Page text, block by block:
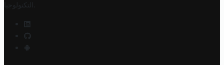
التكنولوجيا